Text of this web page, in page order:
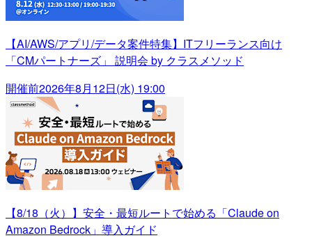
【AI/AWS/アプリ/データ案件特集】ITフリーランス向け
「CMパートナーズ」 説明会 by クラスメソッド
開催前2026年8月12日(水) 19:00
【8/18（火）】安全・最短ルートで始める「Claude on
Amazon Bedrock」導入ガイド